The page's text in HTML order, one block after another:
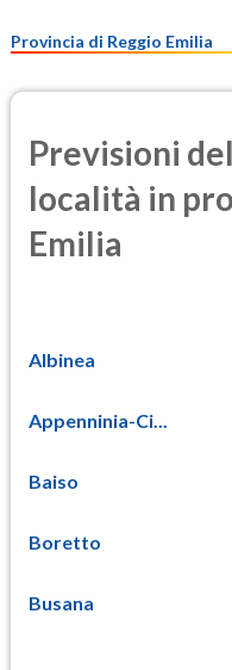
Provincia di Reggio Emilia
Previsioni
località in
Emilia
Albinea
Appenninia-Ci...
Baiso
Boretto
Busana